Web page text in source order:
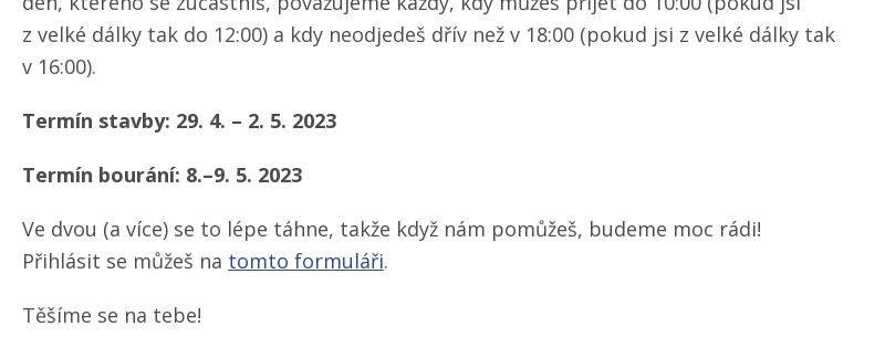
z velké dálky tak do 12:00) a kdy neodjedeš dřív než v 18:00 (pokud jsi z velké dálky tak
v 16:00).
Termín stavby: 29. 4. – 2. 5. 2023
Termín bourání: 8.–9. 5. 2023
Ve dvou (a více) se to lépe táhne, takže když nám pomůžeš, budeme moc rádi!
Přihlásit se můžeš na tomto formuláři.
Těšíme se na tebe!